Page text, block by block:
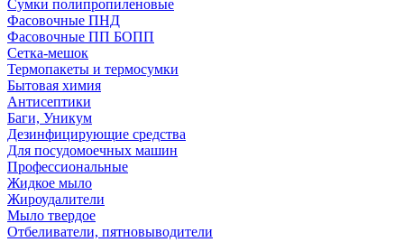
Сумки полипропиленовые
Фасовочные ПНД
Фасовочные ПП БОПП
Сетка-мешок
Термопакеты и термосумки
Бытовая химия
Антисептики
Баги, Уникум
Дезинфицирующие средства
Для посудомоечных машин
Профессиональные
Жидкое мыло
Жироудалители
Мыло твердое
Отбеливатели, пятновыводители